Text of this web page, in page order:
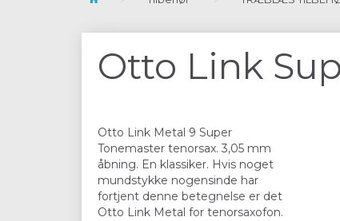
Otto Link
Otto Link Metal 9 Super
Tonemaster tenorsax. 3,05 mm
åbning. En klassiker. Hvis noget
mundstykke nogensinde har
fortjent denne betegnelse er det
Otto Link Metal for tenorsaxofon.